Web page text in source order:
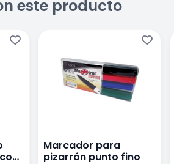
este producto
Marcador para
pizarrón punto fino